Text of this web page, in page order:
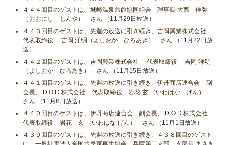
４４４回目のゲストは、城崎温泉旅館協同組合 理事長 大西 伸弥
（おおにし しんや） さん （11月29日放送）
４４３回目のゲストは、先週の放送に引き続き、吉岡興業株式会社
代表取締役 吉岡 洋明（よしおか ひろあき） さん （11月22日放
送）
４４２回目のゲストは、吉岡興業株式会社 代表取締役 吉岡 洋明
（よしおか ひろあき） さん （11月15日放送）
４４１回目のゲストは、先週の放送に引き続き、伊丹商店連合会 副
会長、 D.O.D 株式会社 代表取締役 岩花 玄 （いわはな げん）
さん （11月8日放送）
４４０回目のゲストは、伊丹商店連合会 副会長、 D.O.D 株式会社
代表取締役 岩花 玄 （いわはな げん） さん （11月1日放送）
４３９回目のゲストは、先週の放送に引き続き、４３８回目のゲスト